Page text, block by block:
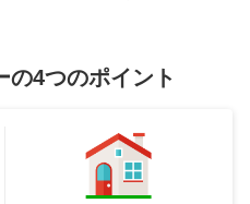
の4つのポイント